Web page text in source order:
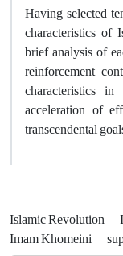
Having selected
characteristics of
brief analysis of
reinforcement,
characteristics
acceleration of
transcendental
Islamic Revolution
Imam Khomeini